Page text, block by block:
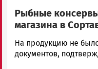
Рыбные
магазина в
Корректор
Новости
На продукцию не
документов,